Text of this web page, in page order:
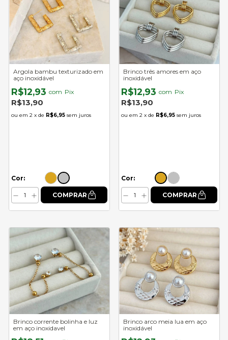
Argola bambu texturizado em
aço inoxidável
R$12,93 com Pix
R$13,90
2 x de R$6,95 sem juros
Cor:
Brinco três amores em aço
inoxidável
R$12,93 com Pix
R$13,90
2 x de R$6,95 sem juros
Cor:
Brinco corrente bolinha e luz
em aço inoxidavel
Brinco arco meia lua em aço
inoxidável